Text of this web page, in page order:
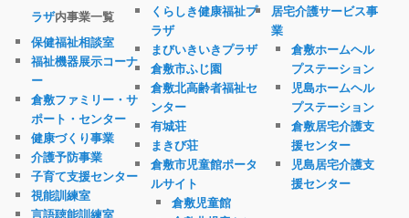
ラザ内事業一覧
保健福祉相談室
福祉機器展示コーナ
ー
倉敷ファミリー・サ
ポート・センター
健康づくり事業
介護予防事業
子育て支援センター
視能訓練室
言語聴能訓練室
くらしき健康福祉プ
ラザ
まびいきいきプラザ
倉敷市ふじ園
倉敷北高齢者福祉セ
ンター
有城荘
まきび荘
倉敷市児童館ポータ
ルサイト
倉敷児童館
居宅介護サービス事
業
倉敷ホームヘル
プステーション
児島ホームヘル
プステーション
倉敷居宅介護支
援センター
児島居宅介護支
援センター